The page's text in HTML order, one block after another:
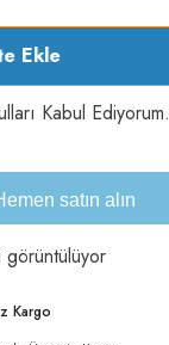
Ekle
Kabul Ediyorum.
satın alın
görüntülüyor
Kargo